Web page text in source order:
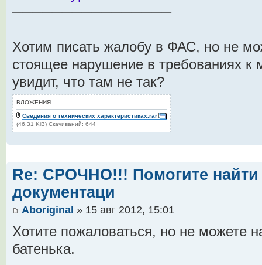
────────────────
Хотим писать жалобу в ФАС, но не
стоящее нарушение в требованиях к
увидит, что там не так?
ВЛОЖЕНИЯ
Сведения о технических характеристиках.rar
(46.31 KiB) Скачиваний: 644
Re: СРОЧНО!!! Помогите найти
документаци
Aboriginal » 15 авг 2012, 15:01
Хотите пожаловаться, но не можете
батенька.